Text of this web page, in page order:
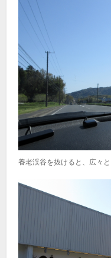
養老渓谷を抜けると、広々